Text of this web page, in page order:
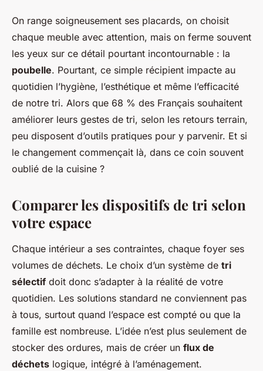
On range soigneusement ses placards, on choisit
chaque meuble avec attention, mais on ferme souvent
les yeux sur ce détail pourtant incontournable : la
poubelle. Pourtant, ce simple récipient impacte au
quotidien l’hygiène, l’esthétique et même l’efficacité
de notre tri. Alors que 68 % des Français souhaitent
améliorer leurs gestes de tri, selon les retours terrain,
peu disposent d’outils pratiques pour y parvenir. Et si
le changement commençait là, dans ce coin souvent
oublié de la cuisine ?
Comparer les dispositifs de tri selon
votre espace
Chaque intérieur a ses contraintes, chaque foyer ses
volumes de déchets. Le choix d’un système de tri
sélectif doit donc s’adapter à la réalité de votre
quotidien. Les solutions standard ne conviennent pas
à tous, surtout quand l’espace est compté ou que la
famille est nombreuse. L’idée n’est plus seulement de
stocker des ordures, mais de créer un flux de
déchets logique, intégré à l’aménagement.